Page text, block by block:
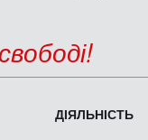
ДІЯЛЬНІСТЬ